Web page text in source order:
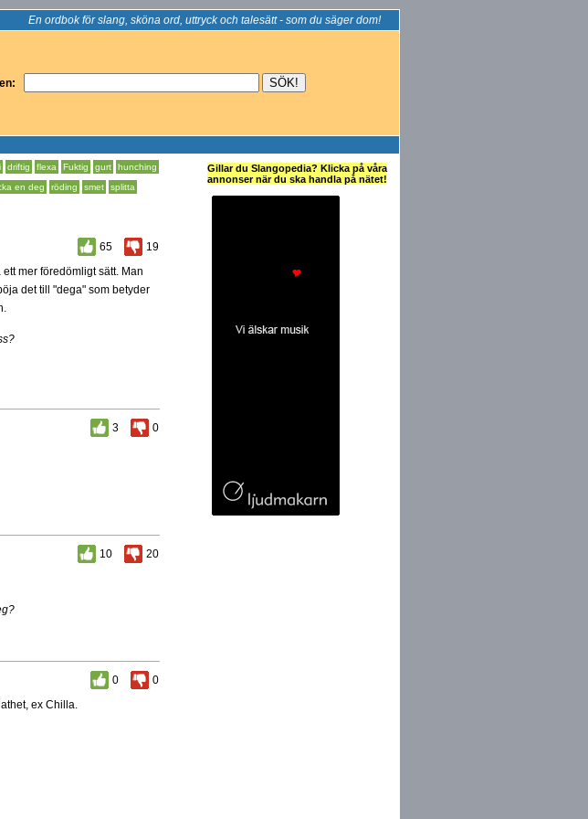
En ordbok för slang, sköna ord, uttryck och talesätt - som du säger dom!
driftig flexa Fuktig gurt
hunching
en deg röding smet
splitta
65
19
mer föredömligt sätt. Man
det till "dega" som betyder
3
0
10
20
0
0
ex Chilla.
Gillar du Slangopedia? Klicka på våra
annonser när du ska handla på nätet!